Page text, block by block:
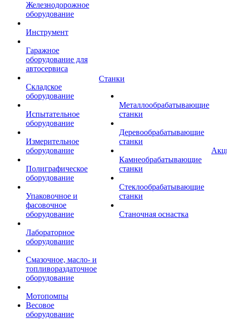
Железнодорожное
оборудование
Инструмент
Гаражное
оборудование для
автосервиса
Складское
оборудование
Испытательное
оборудование
Измерительное
оборудование
Полиграфическое
оборудование
Упаковочное и
фасовочное
оборудование
Лабораторное
оборудование
Смазочное, масло- и
топливораздаточное
оборудование
Мотопомпы
Весовое
оборудование
Станки
Металлообрабатывающие
станки
Деревообрабатывающие
станки
Камнеобрабатывающие
станки
Стеклообрабатывающие
станки
Станочная оснастка